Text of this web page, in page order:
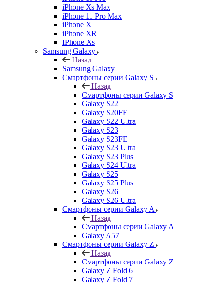
iPhone Xs Max
iPhone 11 Pro Max
iPhone X
iPhone XR
IPhone Xs
Samsung Galaxy
Назад
Samsung Galaxy
Смартфоны серии Galaxy S
Назад
Смартфоны серии Galaxy S
Galaxy S22
Galaxy S20FE
Galaxy S22 Ultra
Galaxy S23
Galaxy S23FE
Galaxy S23 Ultra
Galaxy S23 Plus
Galaxy S24 Ultra
Galaxy S25
Galaxy S25 Plus
Galaxy S26
Galaxy S26 Ultra
Смартфоны серии Galaxy A
Назад
Смартфоны серии Galaxy A
Galaxy A57
Смартфоны серии Galaxy Z
Назад
Смартфоны серии Galaxy Z
Galaxy Z Fold 6
Galaxy Z Fold 7